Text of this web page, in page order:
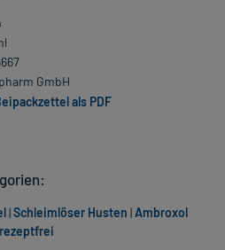
GmbH
als PDF
|Schleimlöser Husten |Ambroxol